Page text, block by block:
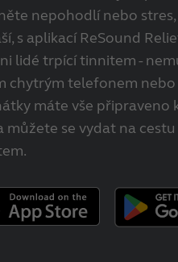
nepohodlí nebo
s aplikací ReSound
lidé trpící tinnitem -
chytrým telefonem
máte vše připraveno
můžete se vydat na